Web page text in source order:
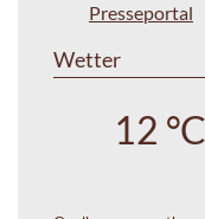
Presseportal
Wetter
12 °C